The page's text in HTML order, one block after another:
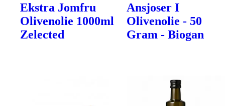
Ekstra Jomfru
Olivenolie 1000ml
Zelected
Ansjoser I
Olivenolie - 50
Gram - Biogan